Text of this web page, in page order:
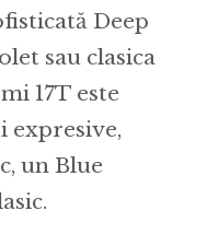
Deep
sau clasica
17T este
expresive,
un Blue